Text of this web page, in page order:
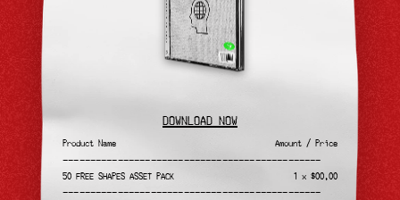
DOWNLOAD NOW
Product Name Amount / Price
———————————————————————————————————————————————
50 FREE SHAPES ASSET PACK 1 x $00.00
———————————————————————————————————————————————